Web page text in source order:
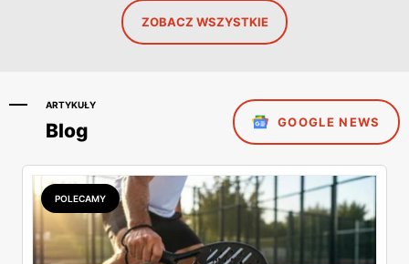
ZOBACZ WSZYSTKIE
ARTYKUŁY
Blog GOOGLE NEWS
POLECAMY